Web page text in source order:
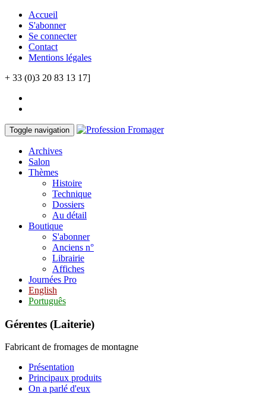
Accueil
S'abonner
Se connecter
Contact
Mentions légales
+ 33 (0)3 20 83 13 17]
Toggle navigation
Archives
Salon
Thèmes
Histoire
Technique
Dossiers
Au détail
Boutique
S'abonner
Anciens n°
Librairie
Affiches
Journées Pro
English
Português
Gérentes (Laiterie)
Fabricant de fromages de montagne
Présentation
Principaux produits
On a parlé d'eux